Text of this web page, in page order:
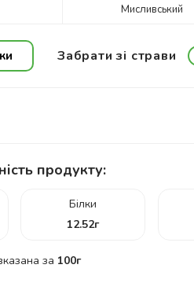
Мисливський
Забрати зі страви
продукту:
Білки
12.52г
за 100г